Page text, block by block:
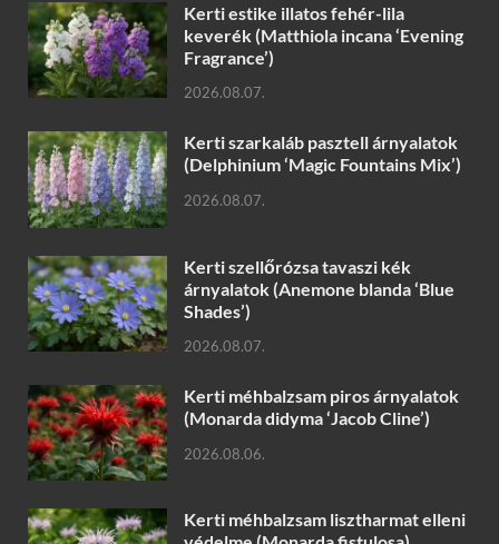
Kerti estike illatos fehér-lila
keverék (Matthiola incana ‘Evening
Fragrance’)
2026.08.07.
Kerti szarkaláb pasztell árnyalatok
(Delphinium ‘Magic Fountains Mix’)
2026.08.07.
Kerti szellőrózsa tavaszi kék
árnyalatok (Anemone blanda ‘Blue
Shades’)
2026.08.07.
Kerti méhbalzsam piros árnyalatok
(Monarda didyma ‘Jacob Cline’)
2026.08.06.
Kerti méhbalzsam lisztharmat elleni